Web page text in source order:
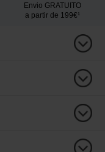
Envio GRATUITO
a partir de 199€¹